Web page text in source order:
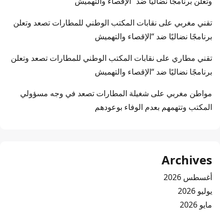
تقني مغربي على نقابات المكتب الوطني للمطارات تصعد وتعلن
برنامجًا نضاليًا ضد “الإقصاء والتهميش
تقني مطاري على نقابات المكتب الوطني للمطارات تصعد وتعلن
برنامجًا نضاليًا ضد “الإقصاء والتهميش
مواطن مغربي على شغيلة المطارات تصعد في وجه مسؤولي
المكتب وتتهمهم بعدم الوفاء بوعودهم
Archives
أغسطس 2026
يوليو 2026
مايو 2026